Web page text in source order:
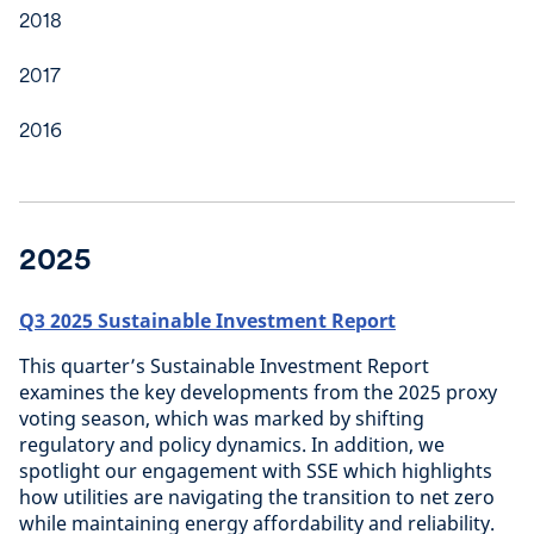
2018
2017
2016
2025
Q3 2025 Sustainable Investment Report
This quarter’s Sustainable Investment Report
examines the key developments from the 2025 proxy
voting season, which was marked by shifting
regulatory and policy dynamics. In addition, we
spotlight our engagement with SSE which highlights
how utilities are navigating the transition to net zero
while maintaining energy affordability and reliability.